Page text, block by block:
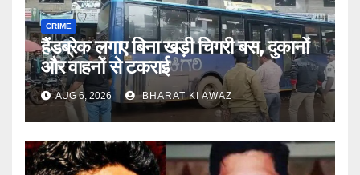
CRIME
हैंडब्रेक लगाए बिना खड़ी चिगरी बस, दुकानों
और वाहनों से टकराई
AUG 6, 2026 BHARAT KI AWAZ